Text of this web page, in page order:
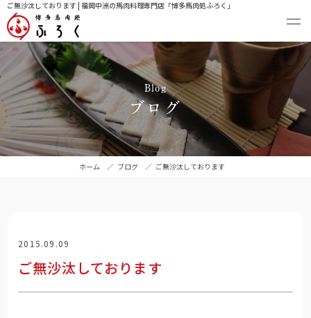
ご無沙汰しております | 福岡中洲の馬肉料理専門店「博多馬肉処ふろく」
Blog
ブログ
ホーム ／ ブログ ／ ご無沙汰しております
2015.09.09
ご無沙汰しております